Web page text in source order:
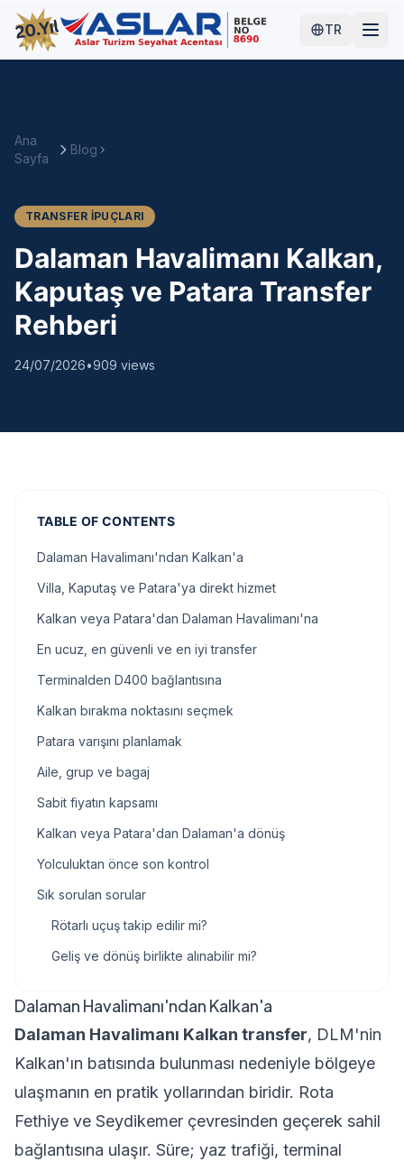
TR
Ana
Sayfa
Blog
TRANSFER İPUÇLARI
Dalaman Havalimanı Kalkan,
Kaputaş ve Patara Transfer
Rehberi
24/07/2026•909 views
TABLE OF CONTENTS
Dalaman Havalimanı'ndan Kalkan'a
Villa, Kaputaş ve Patara'ya direkt hizmet
Kalkan veya Patara'dan Dalaman Havalimanı'na
En ucuz, en güvenli ve en iyi transfer
Terminalden D400 bağlantısına
Kalkan bırakma noktasını seçmek
Patara varışını planlamak
Aile, grup ve bagaj
Sabit fiyatın kapsamı
Kalkan veya Patara'dan Dalaman'a dönüş
Yolculuktan önce son kontrol
Sık sorulan sorular
Rötarlı uçuş takip edilir mi?
Geliş ve dönüş birlikte alınabilir mi?
Dalaman Havalimanı'ndan Kalkan'a
Dalaman Havalimanı Kalkan transfer, DLM'nin
Kalkan'ın batısında bulunması nedeniyle bölgeye
ulaşmanın en pratik yollarından biridir. Rota
Fethiye ve Seydikemer çevresinden geçerek sahil
bağlantısına ulaşır. Süre; yaz trafiği, terminal